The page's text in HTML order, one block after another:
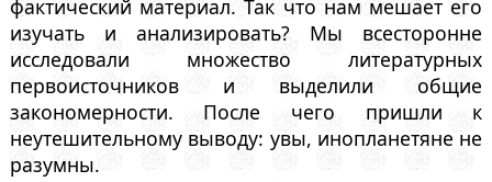
фактический материал. Так что нам мешает его
изучать и анализировать? Мы всесторонне
исследовали множество литературных
первоисточников и выделили общие
закономерности. После чего пришли к
неутешительному выводу: увы, инопланетяне не
разумны.